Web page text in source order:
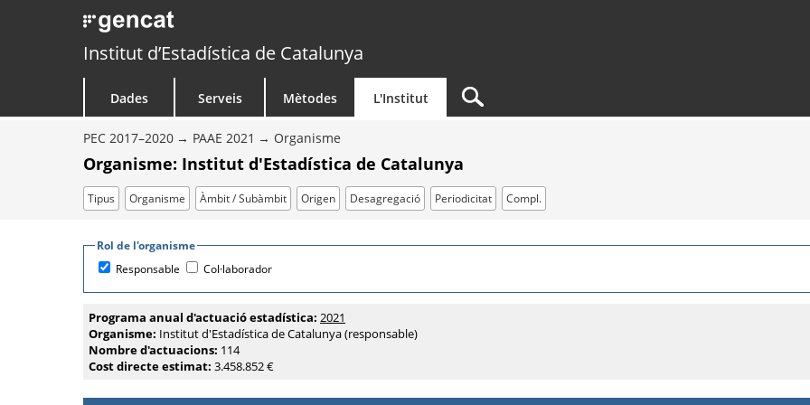
Institut d’Estadística de Catalunya
Dades Serveis Mètodes L'Institut
PEC 2017–2020 PAAE 2021 Organisme
Organisme: Institut d'Estadística de Catalunya
Tipus Organisme Àmbit / Subàmbit Origen Desagregació Periodicitat Compl.
Rol de l'organisme
Responsable
Col·laborador
Programa anual d'actuació estadística: 2021
Organisme: Institut d'Estadística de Catalunya (responsable)
Nombre d'actuacions: 114
Cost directe estimat: 3.458.852 €